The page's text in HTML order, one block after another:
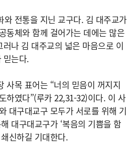
와 전통을 지닌 교구다. 김 대주교가
동체와 함께 걸어가는 데에는 많은
나 김 대주교의 넓은 마음으로 이
믿는다.
사목 표어는 “너의 믿음이 꺼지지
하였다”(루카 22,31-32)이다. 이 사
대구대교구 모두가 서로를 위해 기
대구대교구가 ‘복음의 기쁨을 함
신하길 기대한다.